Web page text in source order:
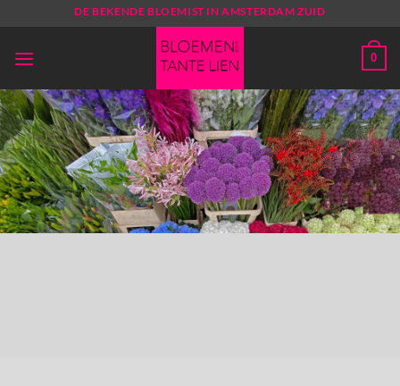
inhoud
DE BEKENDE BLOEMIST IN AMSTERDAM ZUID
0